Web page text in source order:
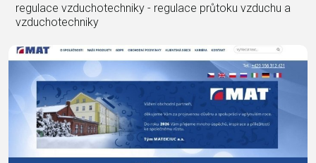
regulace vzduchotechniky - regulace průtoku vzduchu a
vzduchotechniky